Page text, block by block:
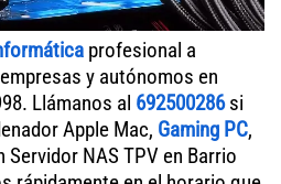
profesional a
y autónomos en
Llámanos al 692500286si
Apple Mac, Gaming PC,
NAS TPV en Barrio